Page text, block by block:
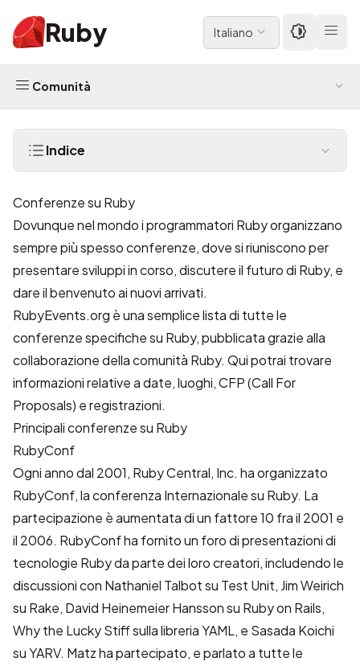
Ruby Italiano
Comunità
Indice
Conferenze su Ruby
Dovunque nel mondo i programmatori Ruby organizzano
sempre più spesso conferenze, dove si riuniscono per
presentare sviluppi in corso, discutere il futuro di Ruby, e
dare il benvenuto ai nuovi arrivati.
RubyEvents.org è una semplice lista di tutte le
conferenze specifiche su Ruby, pubblicata grazie alla
collaborazione della comunità Ruby. Qui potrai trovare
informazioni relative a date, luoghi, CFP (Call For
Proposals) e registrazioni.
Principali conferenze su Ruby
RubyConf
Ogni anno dal 2001, Ruby Central, Inc. ha organizzato
RubyConf, la conferenza Internazionale su Ruby. La
partecipazione è aumentata di un fattore 10 fra il 2001 e
il 2006. RubyConf ha fornito un foro di presentazioni di
tecnologie Ruby da parte dei loro creatori, includendo le
discussioni con Nathaniel Talbot su Test Unit, Jim Weirich
su Rake, David Heinemeier Hansson su Ruby on Rails,
Why the Lucky Stiff sulla libreria YAML, e Sasada Koichi
su YARV. Matz ha partecipato, e parlato a tutte le